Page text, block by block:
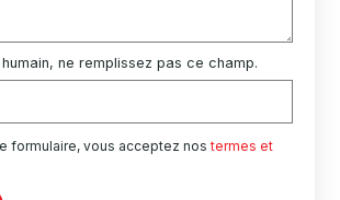
ne remplissez pas ce champ.
formulaire, vous acceptez nostermes et